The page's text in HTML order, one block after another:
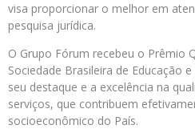
visa proporcionar o melhor em
pesquisa jurídica.
O Grupo Fórum recebeu o Prêmio
Sociedade Brasileira de Educação
seu destaque e a excelência na
serviços, que contribuem
socioeconômico do País.